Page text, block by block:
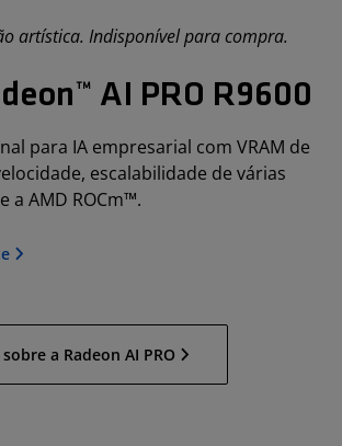
artística. Indisponível para compra.
AI PRO R9600
para IA empresarial com VRAM de
escalabilidade de várias
a AMD ROCm™.
a Radeon AI PRO